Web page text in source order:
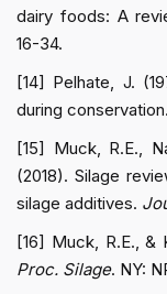
dairy foods: A
16-34.
[14] Pelhate, J.
during conservation.
[15] Muck, R.E.,
(2018). Silage
silage additives.
[16] Muck, R.E., &
Proc. Silage. NY: